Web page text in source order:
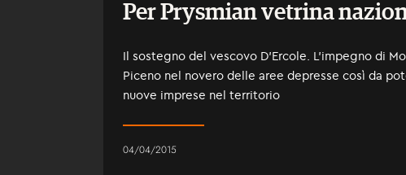
Per Prysmian vetrina
Il sostegno del vescovo D'Ercole. L'impegno di
Piceno nel novero delle aree depresse così da
nuove imprese nel territorio
04/04/2015